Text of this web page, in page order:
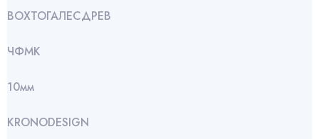
ВОХТОГАЛЕСДРЕВ
ЧФМК
10мм
KRONODESIGN